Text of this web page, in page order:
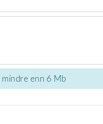
mindre enn 6 Mb